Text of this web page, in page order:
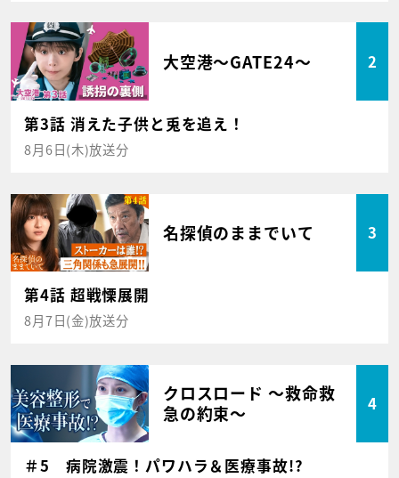
大空港～GATE24～ 2
第3話 消えた子供と兎を追え！
8月6日(木)放送分
名探偵のままでいて 3
第4話 超戦慄展開
8月7日(金)放送分
クロスロード ～救命救
急の約束～
4
＃5 病院激震！パワハラ＆医療事故!?